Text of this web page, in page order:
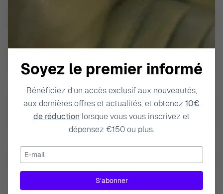
Type de produit
Résistance à l'eau Profondeur
10 BAR / 10 ATM / 100m / 330ft
Matière du bracelet
13mm
Soyez le premier informé
Bénéficiez d’un accès exclusif aux nouveautés,
aux dernières offres et actualités, et obtenez 10€
de réduction lorsque vous vous inscrivez et
dépensez €150 ou plus.
E-mail
S’abonner